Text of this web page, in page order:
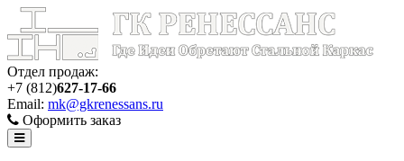
Отдел продаж:
+7 (812)627-17-66
Email: mk@gkrenessans.ru
Оформить заказ